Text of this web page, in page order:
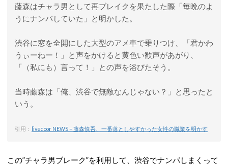
藤森はチャラ男として再ブレイクを果たした際「毎晩のよ
うにナンパしていた」と明かした。
渋谷に窓を全開にした大型のアメ車で乗りつけ、「君かわ
うぃーねー！」と声をかけると黄色い歓声があがり、
「（私にも）言って！」との声を浴びたそう。
当時藤森は「俺、渋谷で無敵なんじゃない？」と思ったと
いう。
引用： livedoor NEWS – 藤森慎吾、一番落としやすかった女性の職業を明かす
この”チャラ男ブレーク”を利用して、渋谷でナンパしまくって